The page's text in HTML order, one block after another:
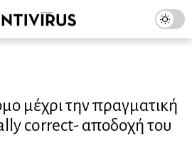
μέχρι την πραγματική
correct- αποδοχή του